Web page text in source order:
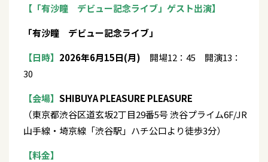
【「有沙瞳 デビュー記念ライブ」ゲスト出演】
「有沙瞳 デビュー記念ライブ」
【日時】 2026年6月15日(月) 開場12：45 開演13：
30
【会場】 SHIBUYA PLEASURE PLEASURE
（東京都渋谷区道玄坂2丁目29番5号 渋谷プライム6F/JR
山手線・埼京線「渋谷駅」ハチ公口より徒歩3分）
【料金】